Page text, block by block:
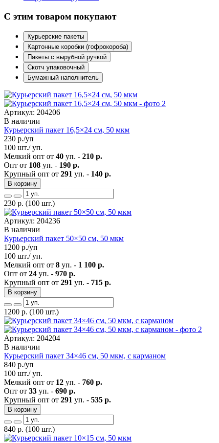
С этим товаром покупают
Курьерские пакеты
Картонные коробки (гофрокороба)
Пакеты с вырубной ручкой
Скотч упаковочный
Бумажный наполнитель
Артикул: 204206
В наличии
Курьерский пакет 16,5×24 см, 50 мкм
230 р./уп
100 шт./ уп.
Мелкий опт от 40 уп. - 210 р.
Опт от 108 уп. - 190 р.
Крупный опт от 291 уп. - 140 р.
В корзину
230 р. (100 шт.)
Артикул: 204236
В наличии
Курьерский пакет 50×50 см, 50 мкм
1200 р./уп
100 шт./ уп.
Мелкий опт от 8 уп. - 1 100 р.
Опт от 24 уп. - 970 р.
Крупный опт от 291 уп. - 715 р.
В корзину
1200 р. (100 шт.)
Артикул: 204204
В наличии
Курьерский пакет 34×46 см, 50 мкм, с карманом
840 р./уп
100 шт./ уп.
Мелкий опт от 12 уп. - 760 р.
Опт от 33 уп. - 690 р.
Крупный опт от 291 уп. - 535 р.
В корзину
840 р. (100 шт.)